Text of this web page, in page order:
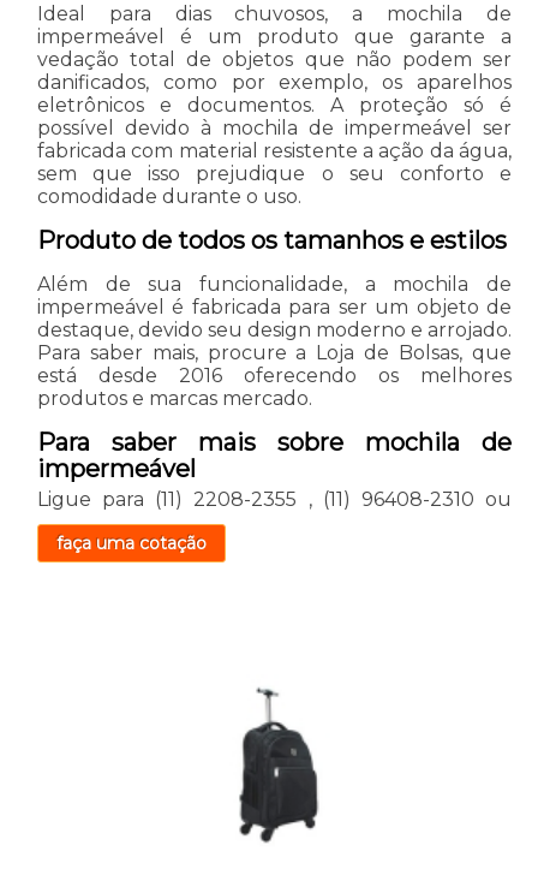
Ideal para dias chuvosos, a mochila de
impermeável é um produto que garante a
vedação total de objetos que não podem ser
danificados, como por exemplo, os aparelhos
eletrônicos e documentos. A proteção só é
possível devido à mochila de impermeável ser
fabricada com material resistente a ação da água,
sem que isso prejudique o seu conforto e
comodidade durante o uso.
Produto de todos os tamanhos e estilos
Além de sua funcionalidade, a mochila de
impermeável é fabricada para ser um objeto de
destaque, devido seu design moderno e arrojado.
Para saber mais, procure a Loja de Bolsas, que
está desde 2016 oferecendo os melhores
produtos e marcas mercado.
Para saber mais sobre mochila de
impermeável
Ligue para (11) 2208-2355 , (11) 96408-2310 ou
faça uma cotação